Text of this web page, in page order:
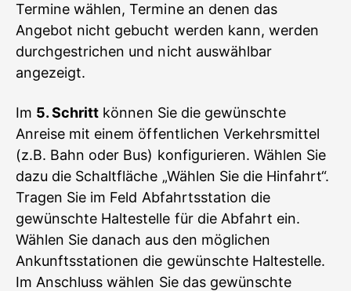
Termine wählen, Termine an denen das
Angebot nicht gebucht werden kann, werden
durchgestrichen und nicht auswählbar
angezeigt.
Im 5. Schritt können Sie die gewünschte
Anreise mit einem öffentlichen Verkehrsmittel
(z.B. Bahn oder Bus) konfigurieren. Wählen Sie
dazu die Schaltfläche „Wählen Sie die Hinfahrt“.
Tragen Sie im Feld Abfahrtsstation die
gewünschte Haltestelle für die Abfahrt ein.
Wählen Sie danach aus den möglichen
Ankunftsstationen die gewünschte Haltestelle.
Im Anschluss wählen Sie das gewünschte